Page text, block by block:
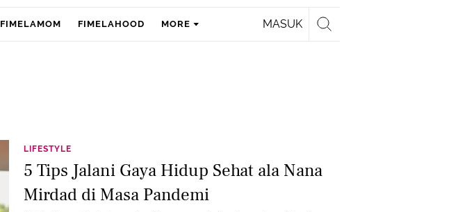
MASUK
FIMELAMOM FIMELAHOOD MORE
LIFESTYLE
5 Tips Jalani Gaya Hidup Sehat ala Nana
Mirdad di Masa Pandemi